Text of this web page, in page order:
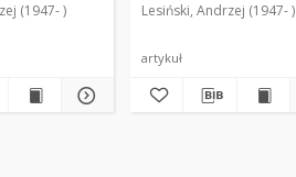
1986/1987
(1947- )
"Hosianum" w roku
Lesiński, Andrzej (1947- )
artykuł